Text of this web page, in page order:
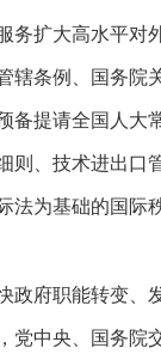
务扩大高水平对
辖条例、国务
备提请全国人
则、技术进出
法为基础的国
政府职能转变
党中央、国务